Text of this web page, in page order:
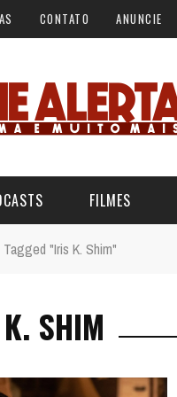
CONTATO ANUNCIE
FILMES
"Iris K. Shim"
SHIM